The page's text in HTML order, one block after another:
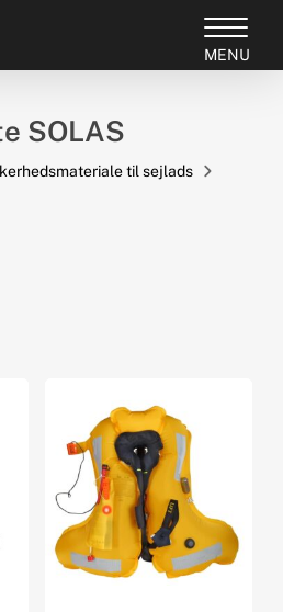
SOLAS
til sejlads
Close
Filters
Close